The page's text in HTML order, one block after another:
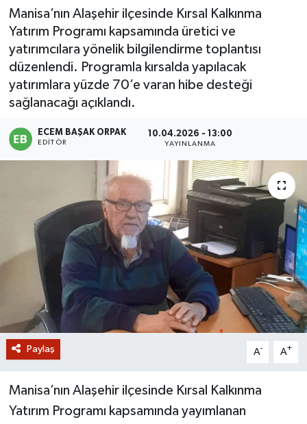
Manisa’nın Alaşehir ilçesinde Kırsal Kalkınma
Yatırım Programı kapsamında üretici ve
yatırımcılara yönelik bilgilendirme toplantısı
düzenlendi. Programla kırsalda yapılacak
yatırımlara yüzde 70’e varan hibe desteği
sağlanacağı açıklandı.
ECEM BAŞAK ORPAK
EDITÖR
10.04.2026 - 13:00
YAYINLANMA
Paylaş A- A+
Manisa’nın Alaşehir ilçesinde Kırsal Kalkınma
Yatırım Programı kapsamında yayımlanan
SİYASET
SPOR
YAŞAM
İLETİŞİM
Haber Arşivi